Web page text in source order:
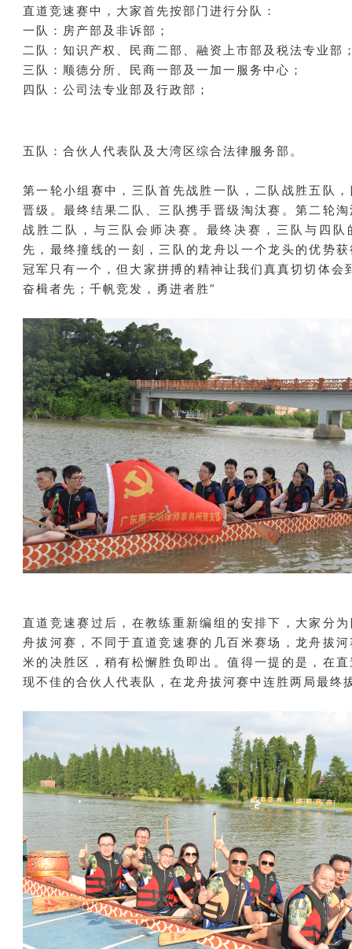
直道竞速赛中，大家首先按部门进行分队：
一队：房产部及非诉部；
二队：知识产权、民商二部、融资上市部及税法专业部
三队：顺德分所、民商一部及一加一服务中心；
四队：公司法专业部及行政部；
五队：合伙人代表队及大湾区综合法律服务部。
第一轮小组赛中，三队首先战胜一队，二队战胜五队
晋级。最终结果二队、三队携手晋级淘汰赛。第二轮
战胜二队，与三队会师决赛。最终决赛，三队与四队
先，最终撞线的一刻，三队的龙舟以一个龙头的优势
冠军只有一个，但大家拼搏的精神让我们真真切切体会
奋楫者先；千帆竞发，勇进者胜”
直道竞速赛过后，在教练重新编组的安排下，大家分
舟拔河赛，不同于直道竞速赛的几百米赛场，龙舟拔
米的决胜区，稍有松懈胜负即出。值得一提的是，在
现不佳的合伙人代表队，在龙舟拔河赛中连胜两局最终